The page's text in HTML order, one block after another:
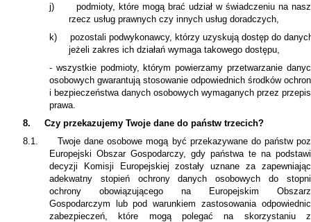
j)
podmioty, które mogą brać udział w świadczeniu na
rzecz usług prawnych czy innych usług doradczych,
k)
pozostali podwykonawcy, którzy uzyskują dostęp do
jeżeli zakres ich działań wymaga takowego dostępu,
- wszystkie podmioty, którym powierzamy przetwarzanie
osobowych gwarantują stosowanie odpowiednich środków
i bezpieczeństwa danych osobowych wymaganych przez
prawa.
8.
Czy przekazujemy Twoje dane do państw trzecich?
8.1.
Twoje dane osobowe mogą być przekazywane do państw
Europejski Obszar Gospodarczy, gdy państwa te na
decyzji Komisji Europejskiej zostały uznane za
adekwatny stopień ochrony danych osobowych do
ochrony obowiązującego na Europejskim
Gospodarczym lub pod warunkiem zastosowania
zabezpieczeń, które mogą polegać na skorzystaniu